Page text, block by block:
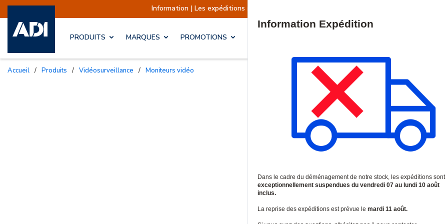
Information | Les expéditions sont actuellement suspendues Reprise prévue
PRODUITS MARQUES PROMOTIONS
Accueil / Produits / Vidéosurveillance / Moniteurs vidéo